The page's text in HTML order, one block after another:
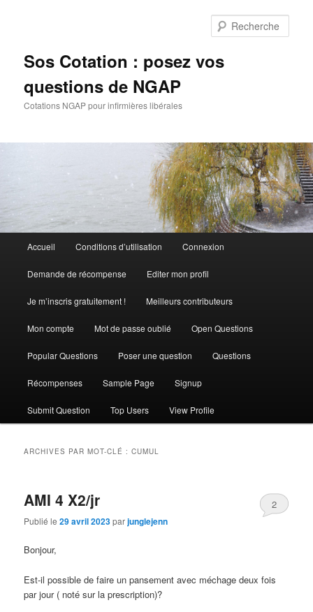
Sos Cotation : posez vos
questions de NGAP
Cotations NGAP pour infirmières libérales
principal
Accueil Conditions d’utilisation Connexion
Demande de récompense Editer mon profil
Je m’inscris gratuitement ! Meilleurs contributeurs
Mon compte Mot de passe oublié Open Questions
Popular Questions Poser une question Questions
Récompenses Sample Page Signup
Submit Question Top Users View Profile
ARCHIVES PAR MOT-CLÉ :CUMUL
AMI 4 X2/jr
Publié le29 avril 2023parjunglejenn
2
Bonjour,
Est-il possible de faire un pansement avec méchage deux fois
par jour ( noté sur la prescription)?